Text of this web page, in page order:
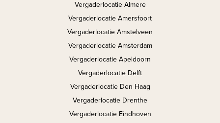
Vergaderlocatie Almere
Vergaderlocatie Amersfoort
Vergaderlocatie Amstelveen
Vergaderlocatie Amsterdam
Vergaderlocatie Apeldoorn
Vergaderlocatie Delft
Vergaderlocatie Den Haag
Vergaderlocatie Drenthe
Vergaderlocatie Eindhoven